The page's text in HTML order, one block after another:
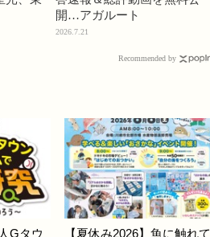
開…アガルート
2026.7.21
Recommended by
Gタウ 【夏休み2026】魚に触れて